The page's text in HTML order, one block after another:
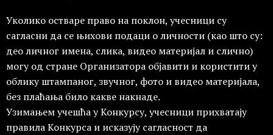
Уколико остваре право на поклон, учесници су
сагласни да се њихови подаци о личности (као што су:
део личног имена, слика, видео материјал и слично)
могу од стране Организатора објавити и користити у
облику штампаног, звучног, фото и видео материјала,
без плаћања било какве накнаде.
Узимањем учешћа у Конкурсу, учесници прихватају
правила Конкурса и исказују сагласност да